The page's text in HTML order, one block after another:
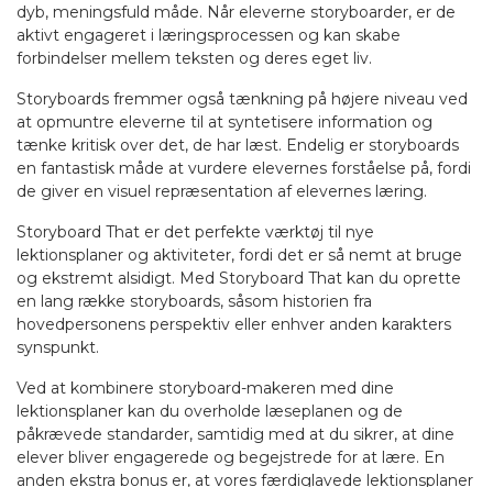
dyb, meningsfuld måde. Når eleverne storyboarder, er de
aktivt engageret i læringsprocessen og kan skabe
forbindelser mellem teksten og deres eget liv.
Storyboards fremmer også tænkning på højere niveau ved
at opmuntre eleverne til at syntetisere information og
tænke kritisk over det, de har læst. Endelig er storyboards
en fantastisk måde at vurdere elevernes forståelse på, fordi
de giver en visuel repræsentation af elevernes læring.
Storyboard That er det perfekte værktøj til nye
lektionsplaner og aktiviteter, fordi det er så nemt at bruge
og ekstremt alsidigt. Med Storyboard That kan du oprette
en lang række storyboards, såsom historien fra
hovedpersonens perspektiv eller enhver anden karakters
synspunkt.
Ved at kombinere storyboard-makeren med dine
lektionsplaner kan du overholde læseplanen og de
påkrævede standarder, samtidig med at du sikrer, at dine
elever bliver engagerede og begejstrede for at lære. En
anden ekstra bonus er, at vores færdiglavede lektionsplaner